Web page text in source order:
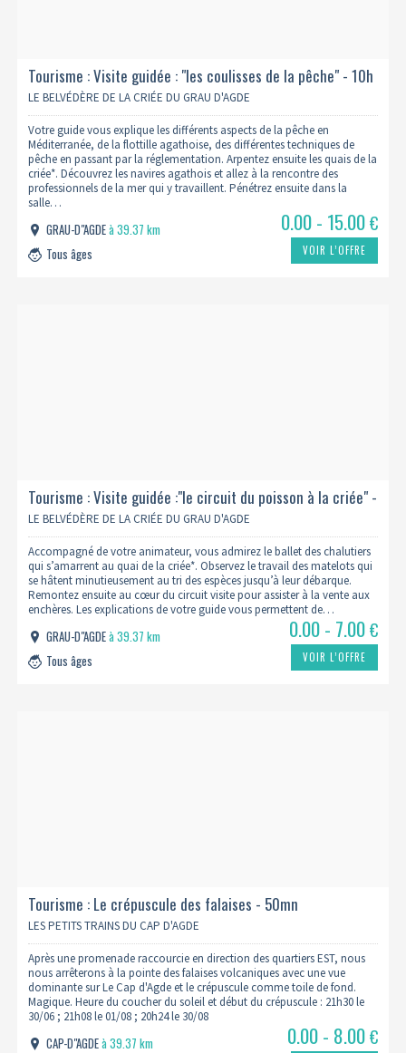
Tourisme : Visite guidée : "les coulisses de la pêche" - 10h
LE BELVÉDÈRE DE LA CRIÉE DU GRAU D'AGDE
Votre guide vous explique les différents aspects de la pêche en
Méditerranée, de la flottille agathoise, des différentes techniques de
pêche en passant par la réglementation. Arpentez ensuite les quais de la
criée*. Découvrez les navires agathois et allez à la rencontre des
professionnels de la mer qui y travaillent. Pénétrez ensuite dans la
salle…
GRAU-D"AGDEà 39.37 km
Tous âges
0.00 - 15.00€
VOIR L’OFFRE
Tourisme : Visite guidée :"le circuit du poisson à la criée" -
15h
LE BELVÉDÈRE DE LA CRIÉE DU GRAU D'AGDE
Accompagné de votre animateur, vous admirez le ballet des chalutiers
qui s’amarrent au quai de la criée*. Observez le travail des matelots qui
se hâtent minutieusement au tri des espèces jusqu’à leur débarque.
Remontez ensuite au cœur du circuit visite pour assister à la vente aux
enchères. Les explications de votre guide vous permettent de…
GRAU-D"AGDEà 39.37 km
Tous âges
0.00 - 7.00€
VOIR L’OFFRE
Tourisme : Le crépuscule des falaises - 50mn
LES PETITS TRAINS DU CAP D'AGDE
Après une promenade raccourcie en direction des quartiers EST, nous
nous arrêterons à la pointe des falaises volcaniques avec une vue
dominante sur Le Cap d'Agde et le crépuscule comme toile de fond.
Magique. Heure du coucher du soleil et début du crépuscule : 21h30 le
30/06 ; 21h08 le 01/08 ; 20h24 le 30/08
CAP-D"AGDEà 39.37 km
0.00 - 8.00€